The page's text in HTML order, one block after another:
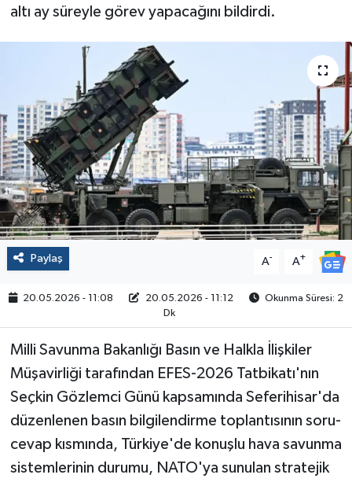
altı ay süreyle görev yapacağını bildirdi.
Paylaş A- A+
20.05.2026 - 11:08 20.05.2026 - 11:12
Okunma Süresi: 2
Dk
Milli Savunma Bakanlığı Basın ve Halkla İlişkiler
Müşavirliği tarafından EFES-2026 Tatbikatı'nın
Seçkin Gözlemci Günü kapsamında Seferihisar'da
düzenlenen basın bilgilendirme toplantısının soru-
cevap kısmında, Türkiye'de konuşlu hava savunma
sistemlerinin durumu, NATO'ya sunulan stratejik
Sağlık
Spor
Yaşam
Çalışma Hayatı
Kadın
2024 Seçim Sonuçları